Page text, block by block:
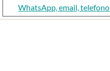
WhatsApp, email, telefono